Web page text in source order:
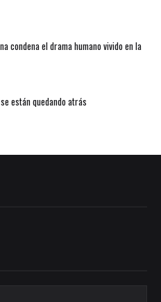
condena el drama humano vivido en la
están quedando atrás